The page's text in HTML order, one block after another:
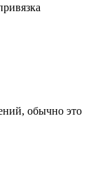
обычно это